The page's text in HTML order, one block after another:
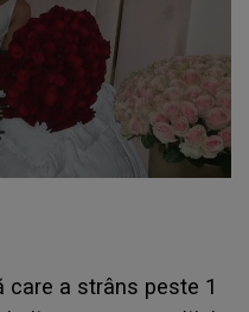
care a strâns peste 1